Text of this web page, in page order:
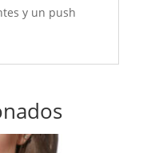
y un push